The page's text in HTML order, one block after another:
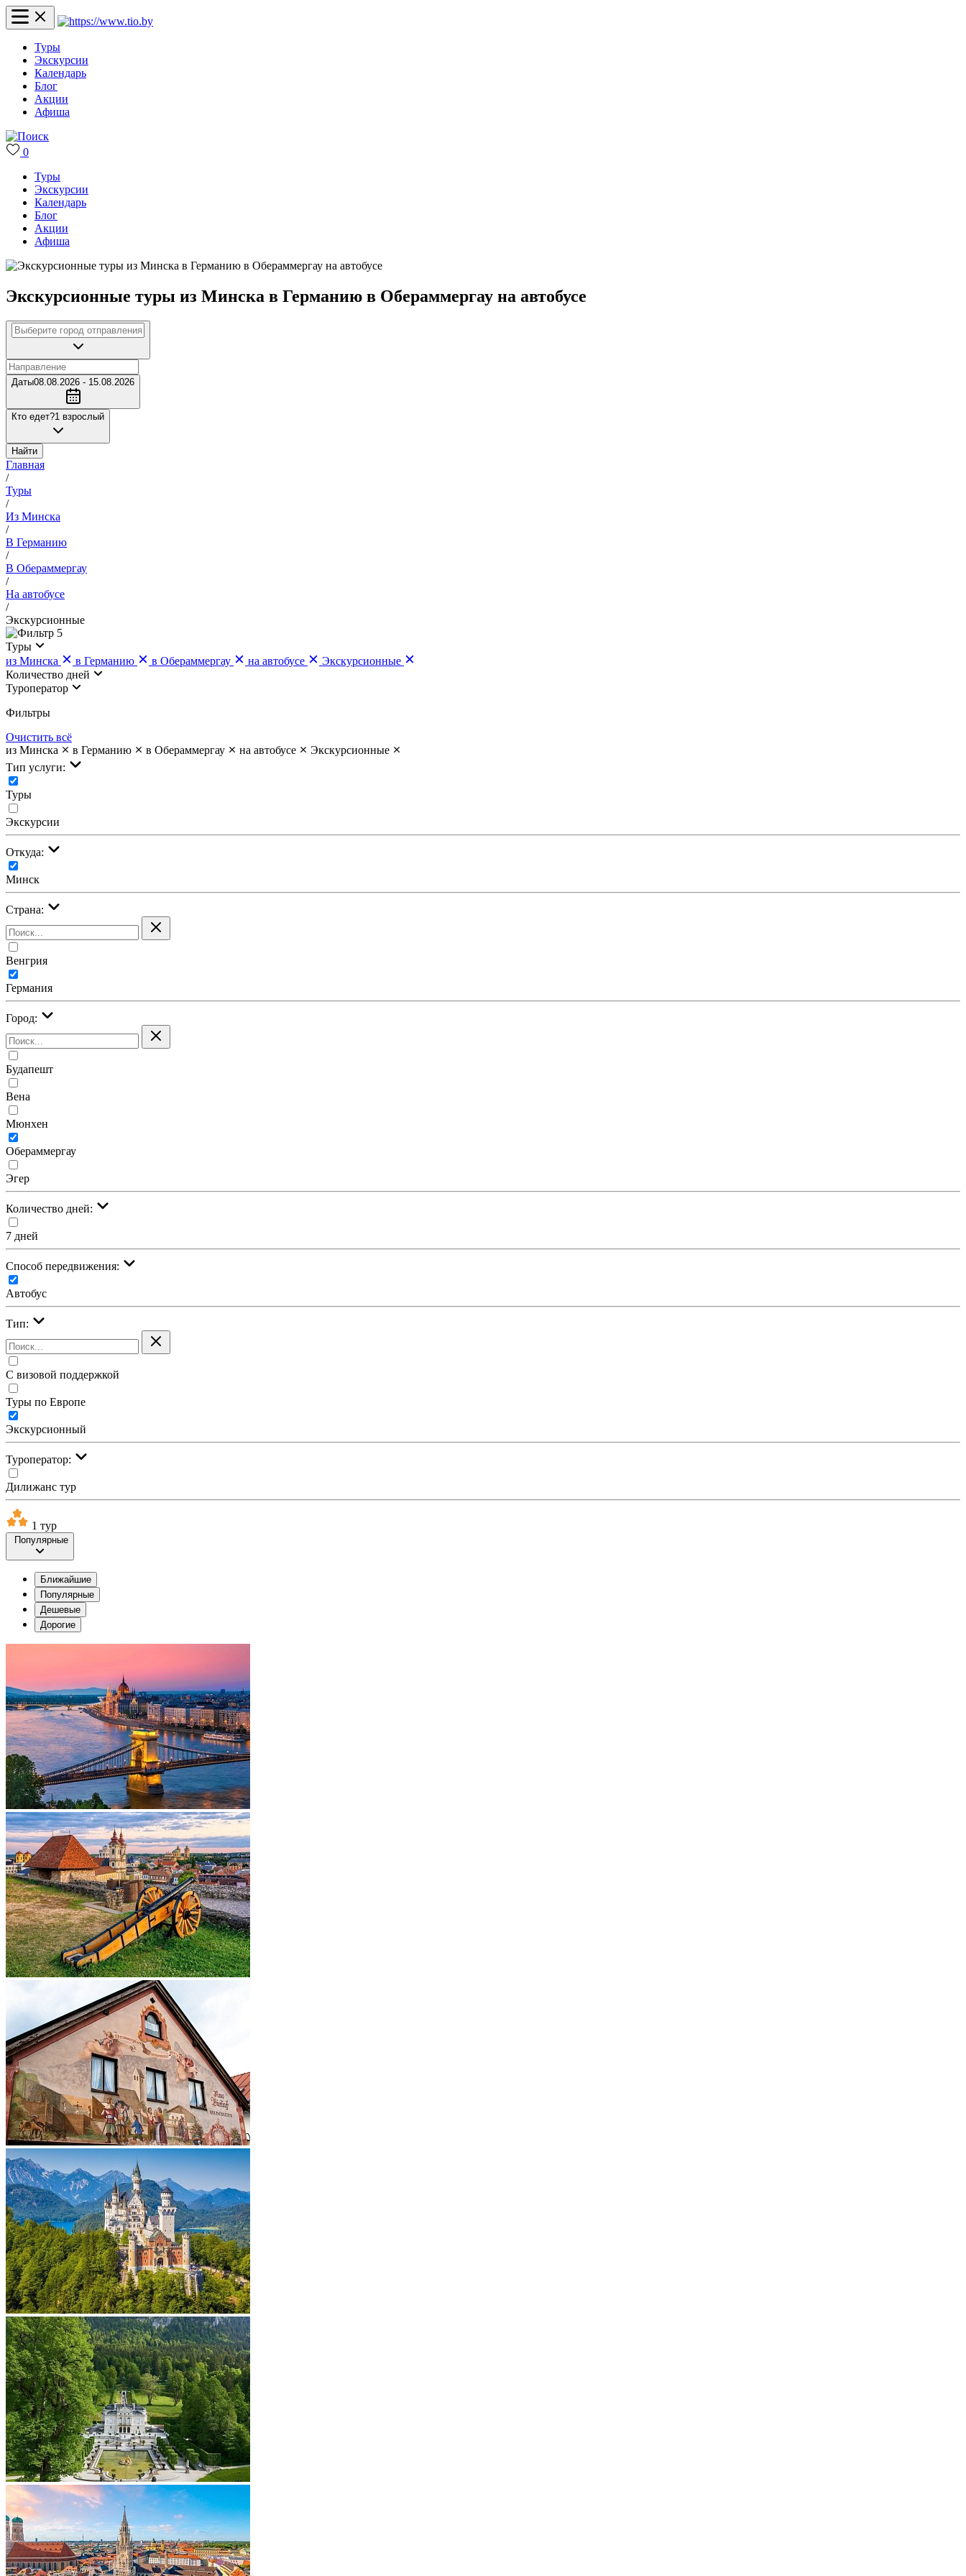
Туры
Экскурсии
Календарь
Блог
Акции
Афиша
0
Туры
Экскурсии
Календарь
Блог
Акции
Афиша
Экскурсионные туры из Минска в Германию в Обераммергау на автобусе
Даты08.08.2026 - 15.08.2026
Кто едет?1 взрослый
Найти
Главная
/
Туры
/
Из Минска
/
В Германию
/
В Обераммергау
/
На автобусе
/
Экскурсионные
5
Туры
из Минска
в Германию в Обераммергау на автобусе
Экскурсионные
Количество дней
Туроператор
Фильтры
Очистить всё
из Минска
в Германию в Обераммергау на автобусе
Экскурсионные
Тип услуги:
Туры
Экскурсии
Откуда:
Минск
Страна:
Венгрия
Германия
Город:
Будапешт
Вена
Мюнхен
Обераммергау
Эгер
Количество дней:
7 дней
Cпособ передвижения:
Автобус
Тип:
С визовой поддержкой
Туры по Европе
Экскурсионный
Туроператор:
Дилижанс тур
1 тур
Популярные
Ближайшие
Популярные
Дешевые
Дорогие